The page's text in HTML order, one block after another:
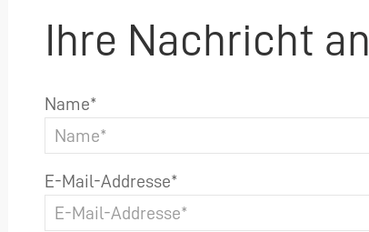
Ihre Nachricht an
Name*
E-Mail-Addresse*